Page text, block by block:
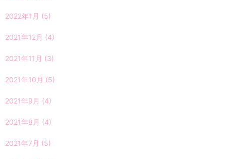
2022年1月 (5)
2021年12月 (4)
2021年11月 (3)
2021年10月 (5)
2021年9月 (4)
2021年8月 (4)
2021年7月 (5)